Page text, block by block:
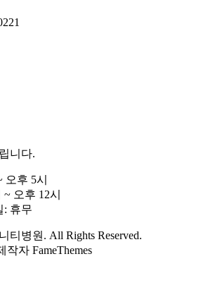
니다.
오후 5시
~ 오후 12시
: 휴무
티병원. All Rights Reserved.
작자 FameThemes